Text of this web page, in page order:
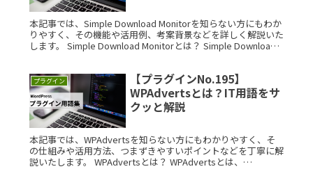
本記事では、Simple Download Monitorを知らない方にもわか
りやすく、その機能や活用例、考案背景などを詳しく解説いた
します。 Simple Download Monitorとは？ Simple Download
プラグイン
【プラグインNo.195】
WPAdvertsとは？IT用語をサ
クッと解説
本記事では、WPAdvertsを知らない方にもわかりやすく、そ
の仕組みや活用方法、つまずきやすいポイントなどを丁寧に解
説いたします。 WPAdvertsとは？ WPAdvertsとは、